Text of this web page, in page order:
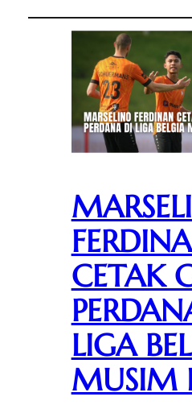
CETAK
LIGA
MUSIM